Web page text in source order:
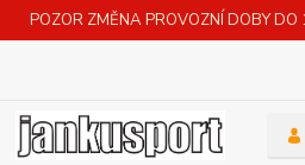
POZOR ZMĚNA PROVOZNÍ DOBY